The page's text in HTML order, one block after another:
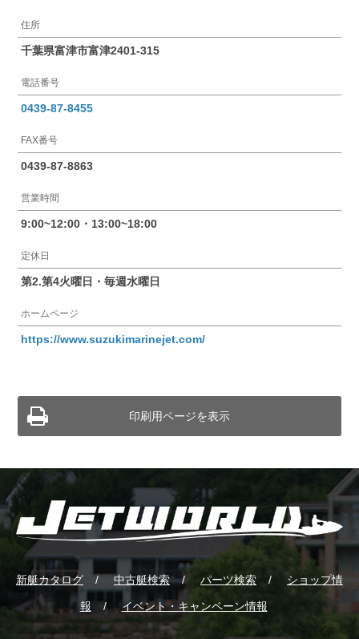
住所
千葉県富津市富津2401-315
電話番号
0439-87-8455
FAX番号
0439-87-8863
営業時間
9:00~12:00・13:00~18:00
定休日
第2.第4火曜日・毎週水曜日
ホームページ
https://www.suzukimarinejet.com/
印刷用ページを表示
新艇カタログ 中古艇検索 パーツ検索 ショップ情
報 イベント・キャンペーン情報